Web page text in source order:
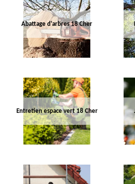
Abattage d'arbres 18 Cher
Entretien espace vert 18 Cher